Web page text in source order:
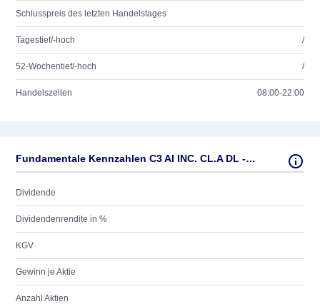
Schlusspreis des letzten Handelstages
Tagestief/-hoch /
52-Wochentief/-hoch /
Handelszeiten 08:00-22:00
Fundamentale Kennzahlen C3 AI INC. CL.A DL -,001
Dividende
Dividendenrendite in %
KGV
Gewinn je Aktie
Anzahl Aktien